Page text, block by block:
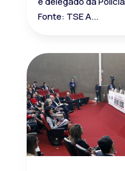
Fonte: TSE A...